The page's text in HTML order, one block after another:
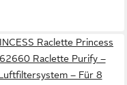
Raclette Princess
Raclette Purify –
– Für 8